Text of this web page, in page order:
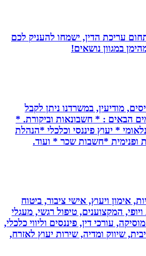
עריכת הדין, ישמחו להעניק לכם
במגוון נושאים!
מודיעין, במשרדנו ניתן לקבל
הבאים : * חשבונאות וביקורת. *
* יעוץ פיננסי וכלכלי *הנהלת
ופנימית *חשבות שכר * ועוד.
אימון ויעוץ, אישי ציבור, ביטוח
המקצוענים, טיפול רגשי, מעגלי
עורכי דין, פיננסים וליווי כלכלי,
שיווק ומדיה, שירות יעוץ לאזרח,